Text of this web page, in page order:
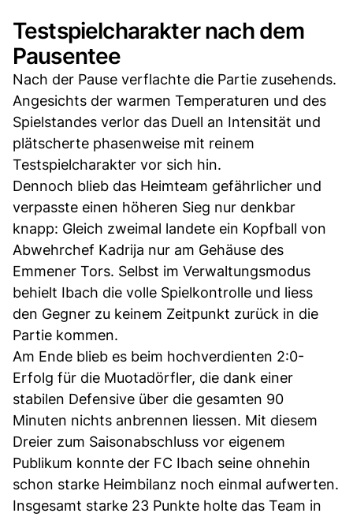
Testspielcharakter nach dem
Pausentee
Nach der Pause verflachte die Partie zusehends.
Angesichts der warmen Temperaturen und des
Spielstandes verlor das Duell an Intensität und
plätscherte phasenweise mit reinem
Testspielcharakter vor sich hin.
Dennoch blieb das Heimteam gefährlicher und
verpasste einen höheren Sieg nur denkbar
knapp: Gleich zweimal landete ein Kopfball von
Abwehrchef Kadrija nur am Gehäuse des
Emmener Tors. Selbst im Verwaltungsmodus
behielt Ibach die volle Spielkontrolle und liess
den Gegner zu keinem Zeitpunkt zurück in die
Partie kommen.
Am Ende blieb es beim hochverdienten 2:0-
Erfolg für die Muotadörfler, die dank einer
stabilen Defensive über die gesamten 90
Minuten nichts anbrennen liessen. Mit diesem
Dreier zum Saisonabschluss vor eigenem
Publikum konnte der FC Ibach seine ohnehin
schon starke Heimbilanz noch einmal aufwerten.
Insgesamt starke 23 Punkte holte das Team in